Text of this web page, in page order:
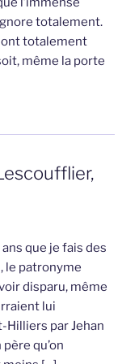
totalement.
totalement
même la porte
que je fais des
le patronyme
disparu, même
lui
Hilliers par Jehan
qu’on